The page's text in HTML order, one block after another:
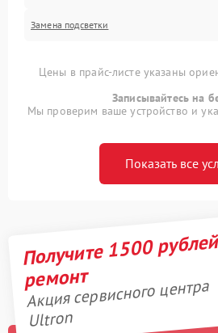
Замена подсветки
Цены в прайс-листе указаны
Записывайтесь на
Мы проверим ваше устройство и
Показать все
Получите 1500
ремонт
Акция сервисного центра
Ultron